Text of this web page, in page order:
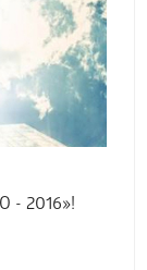
- 2016»!